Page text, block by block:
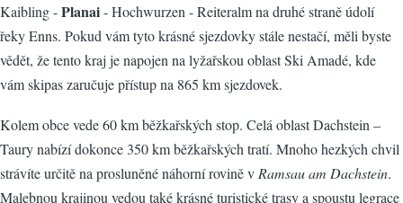
Kaibling -Planai- Hochwurzen - Reiteralm na druhé straně údolí
řeky Enns. Pokud vám tyto krásné sjezdovky stále nestačí, měli byste
vědět, že tento kraj je napojen na lyžařskou oblast Ski Amadé, kde
vám skipas zaručuje přístup na 865 km sjezdovek.
Kolem obce vede 60 km běžkařských stop. Celá oblast Dachstein –
Taury nabízí dokonce 350 km běžkařských tratí. Mnoho hezkých chvil
strávíte určitě na prosluněné náhorní rovině v Ramsau am Dachstein.
Malebnou krajinou vedou také krásné turistické trasy a spoustu legrace